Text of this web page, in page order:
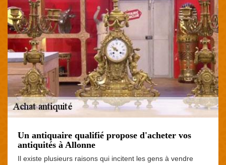
Un antiquaire qualifié propose d'acheter vos
antiquités à Allonne
Il existe plusieurs raisons qui incitent les gens à vendre